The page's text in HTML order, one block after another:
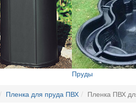
Пруды
Пленка для пруда ПВХ Пленка ПВХ